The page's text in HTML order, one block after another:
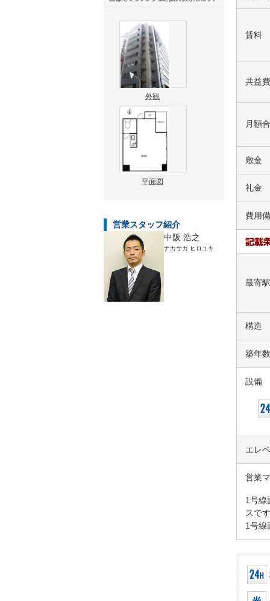
外観
平面図
営業スタッフ紹介
中阪 浩之
ナカサカ ヒロユキ
賃料
共益費
月額
敷金
礼金
費用
最寄駅
構造
築年数
設備
エレ
営業
1号線
スで
1号線